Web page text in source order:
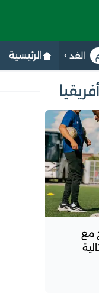
الغد الرئيسية
مع